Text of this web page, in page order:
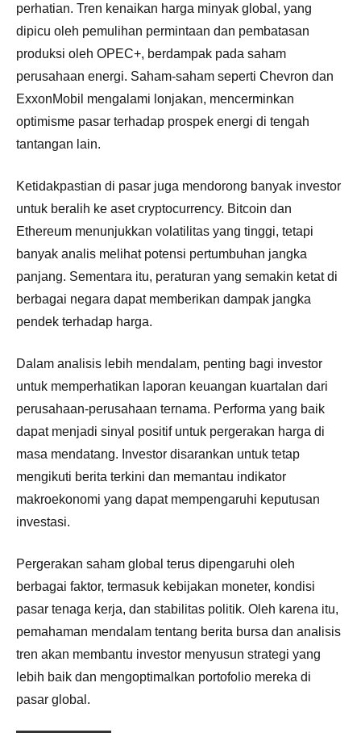
perhatian. Tren kenaikan harga minyak global, yang
dipicu oleh pemulihan permintaan dan pembatasan
produksi oleh OPEC+, berdampak pada saham
perusahaan energi. Saham-saham seperti Chevron dan
ExxonMobil mengalami lonjakan, mencerminkan
optimisme pasar terhadap prospek energi di tengah
tantangan lain.
Ketidakpastian di pasar juga mendorong banyak investor
untuk beralih ke aset cryptocurrency. Bitcoin dan
Ethereum menunjukkan volatilitas yang tinggi, tetapi
banyak analis melihat potensi pertumbuhan jangka
panjang. Sementara itu, peraturan yang semakin ketat di
berbagai negara dapat memberikan dampak jangka
pendek terhadap harga.
Dalam analisis lebih mendalam, penting bagi investor
untuk memperhatikan laporan keuangan kuartalan dari
perusahaan-perusahaan ternama. Performa yang baik
dapat menjadi sinyal positif untuk pergerakan harga di
masa mendatang. Investor disarankan untuk tetap
mengikuti berita terkini dan memantau indikator
makroekonomi yang dapat mempengaruhi keputusan
investasi.
Pergerakan saham global terus dipengaruhi oleh
berbagai faktor, termasuk kebijakan moneter, kondisi
pasar tenaga kerja, dan stabilitas politik. Oleh karena itu,
pemahaman mendalam tentang berita bursa dan analisis
tren akan membantu investor menyusun strategi yang
lebih baik dan mengoptimalkan portofolio mereka di
pasar global.